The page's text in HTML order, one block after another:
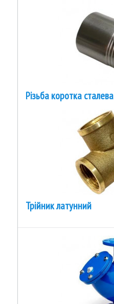
Різьба коротка сталева
Трійник латунний